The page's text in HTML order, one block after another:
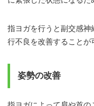
指ヨガを行うと副交感神
行不良を改善することが
姿勢の改善